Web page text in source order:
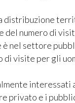
del numero di
nel settore
di visite per gli
interessati
privato e i